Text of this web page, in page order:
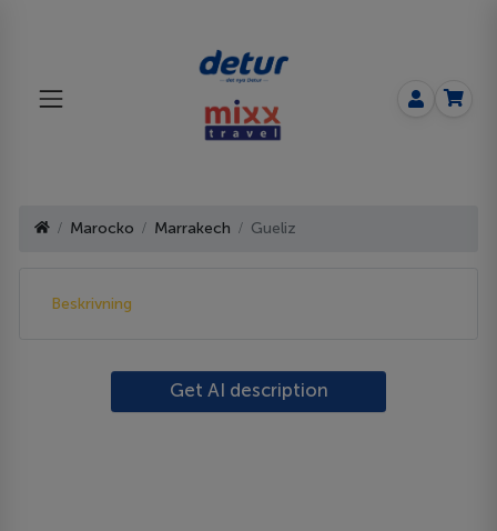
Marocko Marrakech Gueliz
Beskrivning
Get AI description